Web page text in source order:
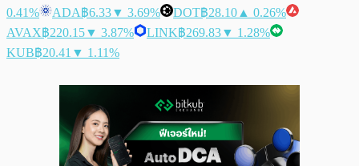
0.41%
ADA฿6.33▼ 3.69% DOT฿28.10 ▲ 0.26%
AVAX฿220.15▼ 3.87% LINK฿269.83▼ 1.28%
KUB฿20.41 ▼ 1.11%